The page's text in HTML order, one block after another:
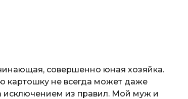
совершенно юная хозяйка.
картошку не всегда может даже
исключением из правил. Мой муж и